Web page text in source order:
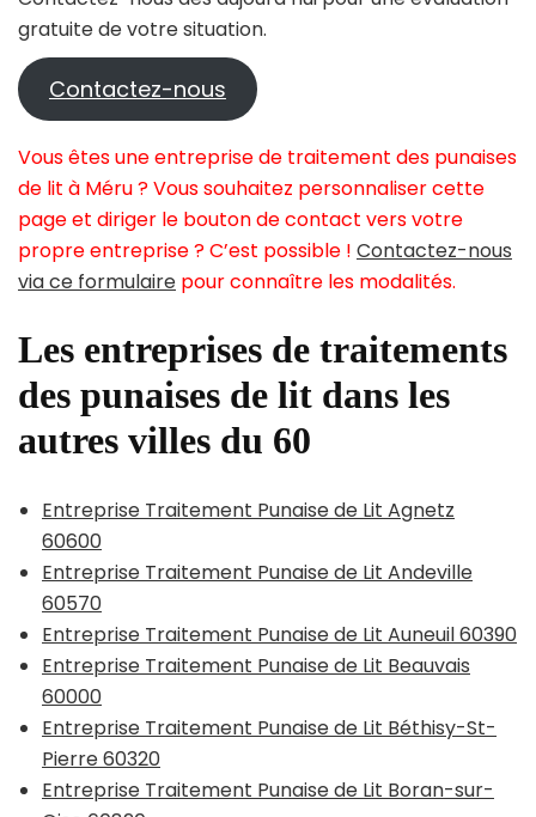
gratuite de votre situation.
Contactez-nous
Vous êtes une entreprise de traitement des punaises
de lit à Méru ? Vous souhaitez personnaliser cette
page et diriger le bouton de contact vers votre
propre entreprise ? C’est possible ! Contactez-nous
via ce formulaire pour connaître les modalités.
Les entreprises de traitements
des punaises de lit dans les
autres villes du 60
Entreprise Traitement Punaise de Lit Agnetz
60600
Entreprise Traitement Punaise de Lit Andeville
60570
Entreprise Traitement Punaise de Lit Auneuil 60390
Entreprise Traitement Punaise de Lit Beauvais
60000
Entreprise Traitement Punaise de Lit Béthisy-St-
Pierre 60320
Entreprise Traitement Punaise de Lit Boran-sur-